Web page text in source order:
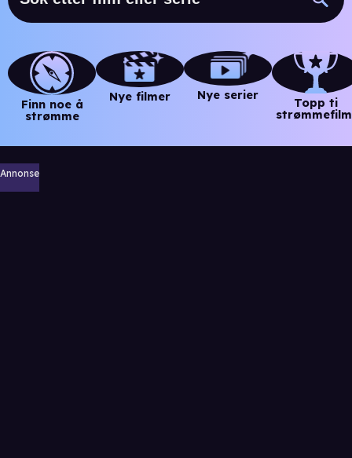
Finn noe å
strømme
Nye filmer Nye serier
Topp ti
Annonse